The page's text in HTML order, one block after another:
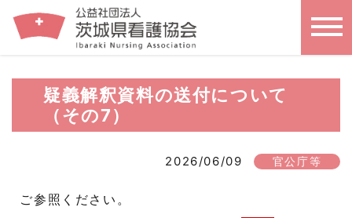
疑義解釈資料の送付について
（その7）
2026/06/09 官公庁等
ご参照ください。